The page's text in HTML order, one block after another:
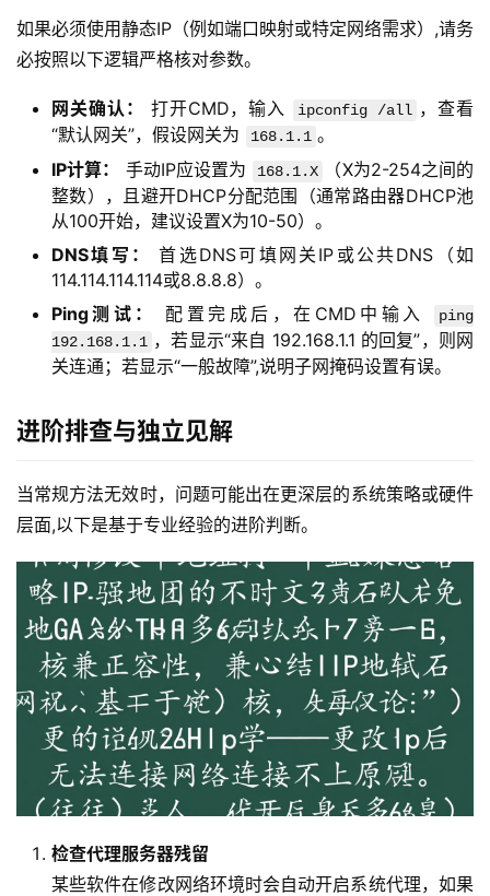
技
术
程
运
机
行
业
动
态
标
归
如果必须使用静态IP（例如端口映射或特定网络需求）,请务
必按照以下逻辑严格核对参数。
网关确认： 打开CMD，输入 ipconfig /all ，查看
“默认网关”，假设网关为
168.1.1 。
IP计算：
手动IP应设置为 168.1.X
（X为2-254之间的
整数），且避开DHCP分配范围（通常路由器DHCP池
从100开始，建议设置X为10-50）。
DNS填写：
首选DNS可填网关IP或公共DNS（如
114.114.114.114或8.8.8.8）。
Ping测试：
配置完成后，在CMD中输入
ping
192.168.1.1 ，若显示“来自 192.168.1.1 的回复”，则网
关连通；若显示“一般故障”,说明子网掩码设置有误。
进阶排查与独立见解
当常规方法无效时，问题可能出在更深层的系统策略或硬件
层面,以下是基于专业经验的进阶判断。
检查代理服务器残留
某些软件在修改网络环境时会自动开启系统代理，如果